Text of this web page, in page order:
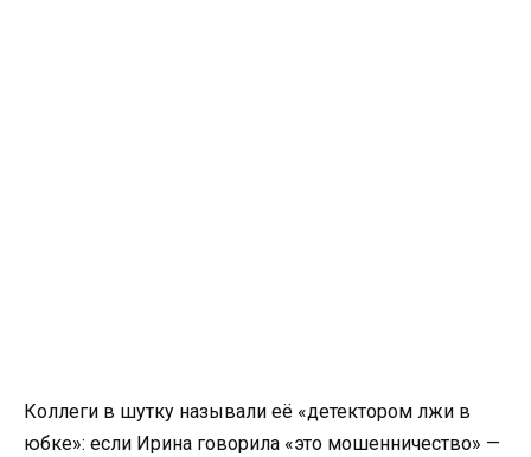
Коллеги в шутку называли её «детектором лжи в
юбке»: если Ирина говорила «это мошенничество» —